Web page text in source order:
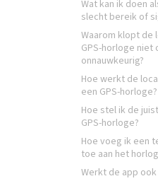
Wat kan ik doen
slecht bereik of
Waarom klopt de
GPS-horloge niet
onnauwkeurig?
Hoe werkt de
een GPS-horloge?
Hoe stel ik de
GPS-horloge?
Hoe voeg ik een
toe aan het
Werkt de app